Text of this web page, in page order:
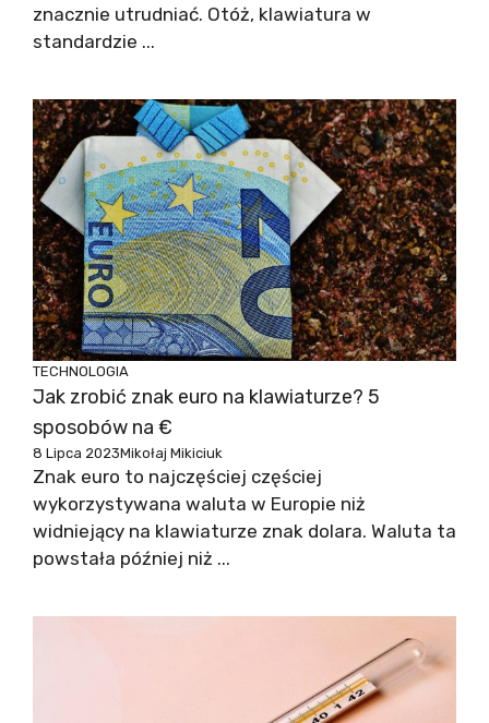
znacznie utrudniać. Otóż, klawiatura w
standardzie ...
TECHNOLOGIA
Jak zrobić znak euro na klawiaturze? 5
sposobów na €
8 Lipca 2023Mikołaj Mikiciuk
Znak euro to najczęściej częściej
wykorzystywana waluta w Europie niż
widniejący na klawiaturze znak dolara. Waluta ta
powstała później niż ...